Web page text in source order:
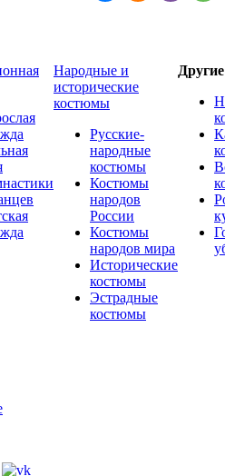
Народные и
исторические
костюмы
Русские-
народные
костюмы
Костюмы
народов
России
Костюмы
народов мира
Исторические
костюмы
Эстрадные
костюмы